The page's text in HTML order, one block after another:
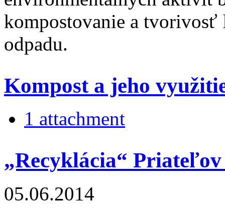
kompostovanie a
odpadu.
Kompost a jeho
1 attachment
„Recyklácia“
05.06.2014